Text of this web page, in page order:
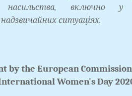
насильства, включно у
ситуаціях.
by the European
Women's Day